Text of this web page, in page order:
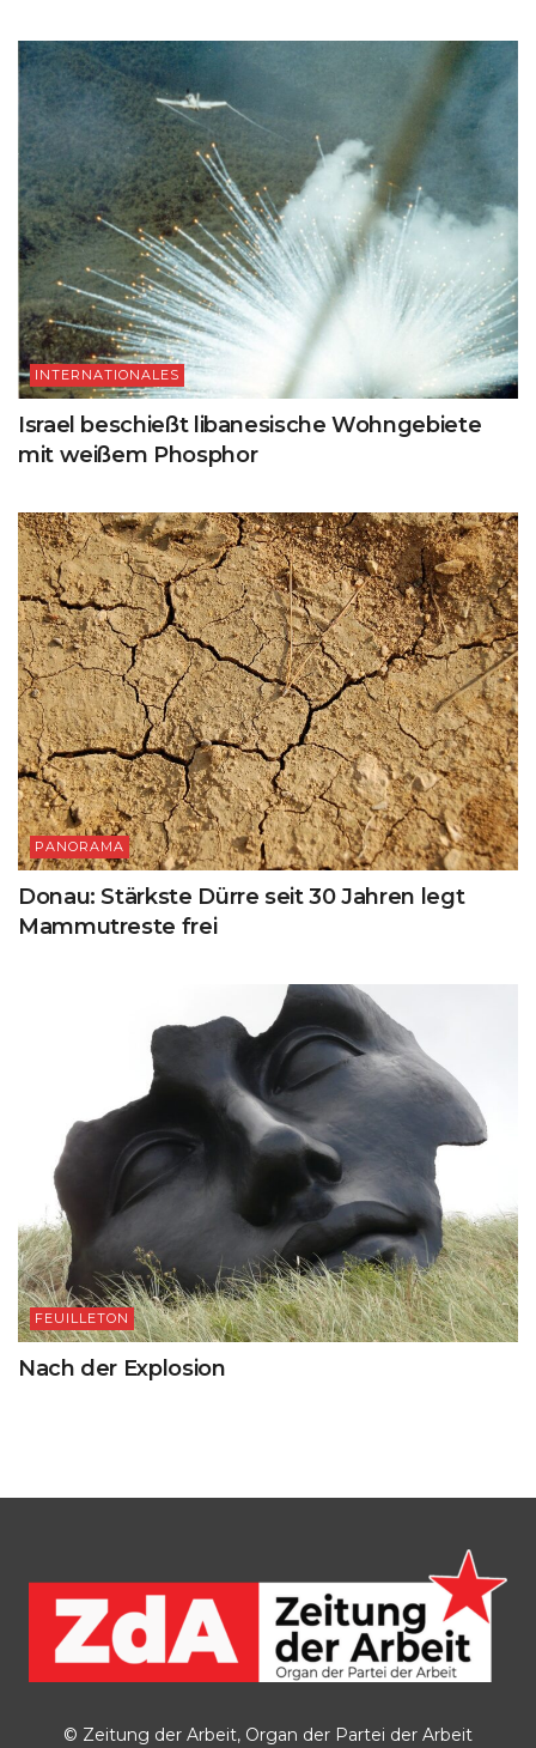
INTERNATIONALES
Israel beschießt libanesische Wohngebiete
mit weißem Phosphor
PANORAMA
Donau: Stärkste Dürre seit 30 Jahren legt
Mammutreste frei
FEUILLETON
Nach der Explosion
© Zeitung der Arbeit, Organ der Partei der Arbeit